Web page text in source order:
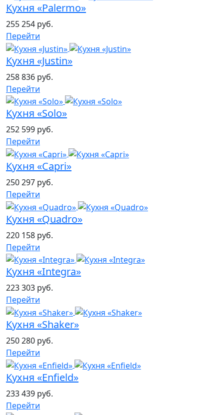
Кухня «Palermo»
255 254 руб.
Перейти
Кухня «Justin»
258 836 руб.
Перейти
Кухня «Solo»
252 599 руб.
Перейти
Кухня «Capri»
250 297 руб.
Перейти
Кухня «Quadro»
220 158 руб.
Перейти
Кухня «Integra»
223 303 руб.
Перейти
Кухня «Shaker»
250 280 руб.
Перейти
Кухня «Enfield»
233 439 руб.
Перейти